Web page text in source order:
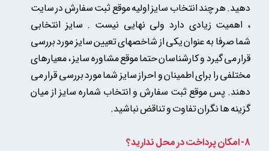
دهید. هر چند انتخاب سایز اولیه موقع ثبت سفارش در سایت
، اهمیت زیادی دارد ولی نهایی نیست . سایز انتخابی
شما صرفا به عنوان یکی از شاخصهای تعیین سایز مورد بررسی
قرار می گیرد و کارشناسان حتما موقع مشاوره سایز ، معیارهای
مختلفی را برای اطمینان و احراز سایز شما مورد بررسی قرار می
دهند. پس موقع ثبت سفارش و انتخاب شماره سایز از میان
گزینه ها نگران تفاوت و تناقض نباشید.
8- امکان پرداخت در محل ندارید؟